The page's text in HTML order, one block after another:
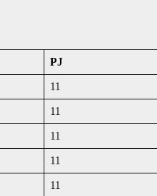
PJ
11
11
11
11
11